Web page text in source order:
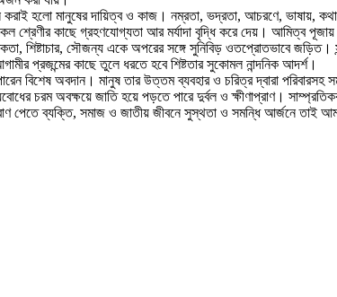
হলো মানুষের দায়িত্ব ও কাজ। নম্রতা, ভদ্রতা, আচরণে, ভাষায়,
শ্রেণীর কাছে গ্রহণযোগ্যতা আর মর্যাদা বৃদ্ধি করে দেয়। আমিত্ব
শিষ্টাচার, সৌজন্য একে অপরের সঙ্গে সুনিবিড় ওতপ্রোতভাবে
প্রজন্মের কাছে তুলে ধরতে হবে শিষ্টতার সুকোমল নান্দনিক আদর্শ।
বিশেষ অবদান। মানুষ তার উত্তম ব্যবহার ও চরিত্র দ্বারা
চরম অবক্ষয়ে জাতি হয়ে পড়তে পারে দুর্বল ও ক্ষীণাপ্রাণ।
পেতে ব্যক্তি, সমাজ ও জাতীয় জীবনে সুস্থতা ও সমন্ধি আর্জনে তাই